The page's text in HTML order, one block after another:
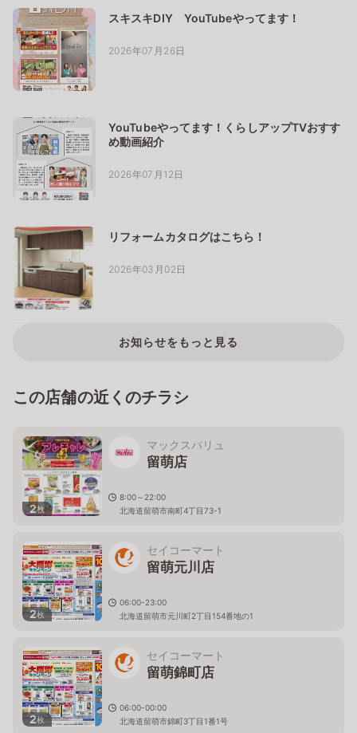
スキスキDIY YouTubeやってます！
2026年07月26日
YouTubeやってます！くらしアップTVおすす
め動画紹介
2026年07月12日
リフォームカタログはこちら！
2026年03月02日
お知らせをもっと見る
この店舗の近くのチラシ
2枚
マックスバリュ
留萌店
8:00～22:00
北海道留萌市南町4丁目73-1
2枚
セイコーマート
留萌元川店
06:00-23:00
北海道留萌市元川町2丁目154番地の1
2枚
セイコーマート
留萌錦町店
06:00-00:00
北海道留萌市錦町3丁目1番1号